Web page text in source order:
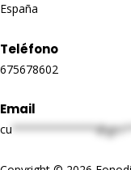
España
Teléfono
675678602
Email
cu